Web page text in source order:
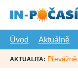
hlavní
Úvod
Aktuálně
AKTUALITA: